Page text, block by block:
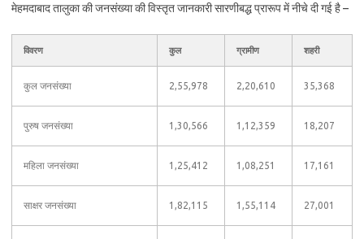
मेहमदाबाद तालुका की जनसंख्या की विस्तृत जानकारी सारणीबद्ध प्रारूप में नीचे दी गई है –
विवरण कुल ग्रामीण शहरी
कुल जनसंख्या 2,55,978 2,20,610 35,368
पुरुष जनसंख्या 1,30,566 1,12,359 18,207
महिला जनसंख्या 1,25,412 1,08,251 17,161
साक्षर जनसंख्या 1,82,115 1,55,114 27,001